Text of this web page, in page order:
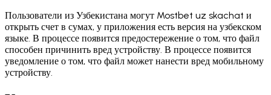
Пользователи из Узбекистана могут Mostbet uz skachat и
открыть счет в сумах, у приложения есть версия на узбекском
языке. В процессе появится предостережение о том, что файл
способен причинить вред устройству. В процессе появится
уведомление о том, что файл может нанести вред мобильному
устройству.